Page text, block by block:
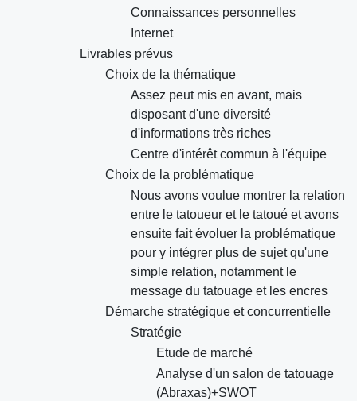
Connaissances personnelles
Internet
Livrables prévus
Choix de la thématique
Assez peut mis en avant, mais
disposant d'une diversité
d'informations très riches
Centre d'intérêt commun à l'équipe
Choix de la problématique
Nous avons voulue montrer la relation
entre le tatoueur et le tatoué et avons
ensuite fait évoluer la problématique
pour y intégrer plus de sujet qu'une
simple relation, notamment le
message du tatouage et les encres
Démarche stratégique et concurrentielle
Stratégie
Etude de marché
Analyse d'un salon de tatouage
(Abraxas)+SWOT